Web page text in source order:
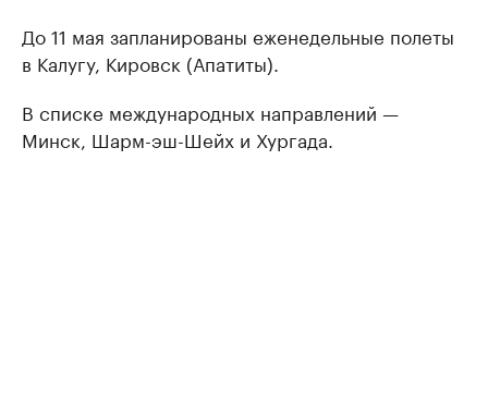
До 11 мая запланированы еженедельные полеты
в Калугу, Кировск (Апатиты).
В списке международных направлений —
Минск, Шарм-эш-Шейх и Хургада.